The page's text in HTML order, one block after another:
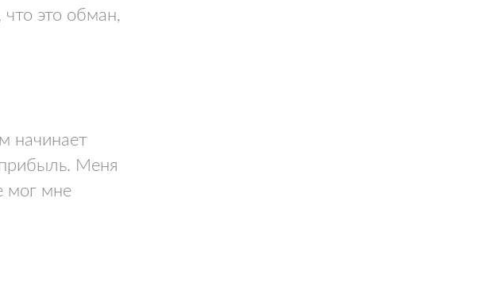
что это обман,
начинает
Меня
мог мне